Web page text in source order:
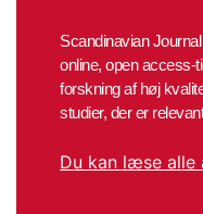
Scandinavian
online, open access-
forskning af høj
studier, der er
Du kan læse alle